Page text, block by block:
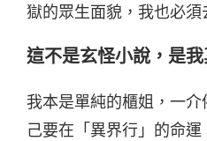
獄的眾生面貌，我也必須
這不是玄怪小說，是我
我本是單純的櫃姐，一
己要在「異界行」的命